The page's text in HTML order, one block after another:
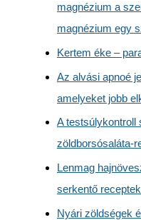
magnézium a
magnézium egy
Kertem éke –
Az alvási apnoé
amelyeket jobb
A testsúlykontroll
zöldborsósaláta-
Lenmag
serkentő
Nyári zöldségek